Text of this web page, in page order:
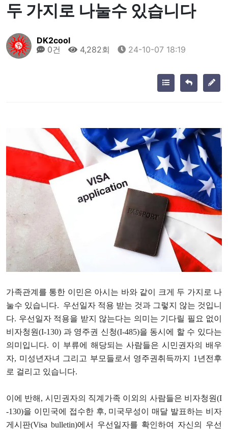
두 가지로 나눌수 있습니다
DK2cool
0건
4,282회 24-10-07 18:19
가족관계를 통한 이민은 아시는 바와 같이 크게 두 가지로 나
눌수 있습니다. 우선일자 적용 받는 것과 그렇지 않는 것입니
다. 우선일자 적용을 받지 않는다는 의미는 기다릴 필요 없이
비자청원(I-130) 과 영주권 신청(I-485)을 동시에 할 수 있다는
의미입니다. 이 부류에 해당되는 사람들은 시민권자의 배우
자, 미성년자녀 그리고 부모들로서 영주권취득까지 1년전후
로 걸리고 있습니다.
이에 반해, 시민권자의 직계가족 이외의 사람들은 비자청원(I
-130)을 이민국에 접수한 후, 미국무성이 매달 발표하는 비자
게시판(Visa bulletin)에서 우선일자를 확인하여 자신의 우선